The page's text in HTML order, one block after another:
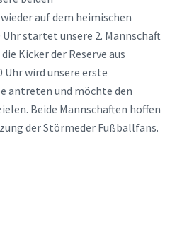
auf dem heimischen
startet unsere 2. Mannschaft
Kicker der Reserve aus
Uhr wird unsere erste
antreten und möchte den
Beide Mannschaften hoffen
der Störmeder Fußballfans.